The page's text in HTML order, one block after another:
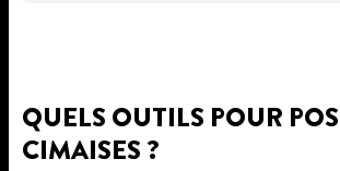
QUELS OUTILS POUR
CIMAISES ?